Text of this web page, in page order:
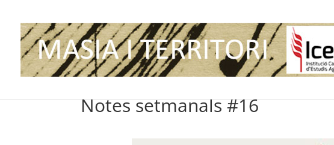
Notes setmanals #16